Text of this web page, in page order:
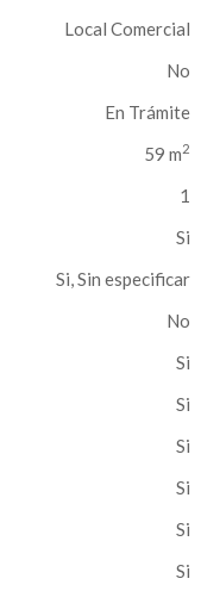
Local Comercial
No
En Trámite
59 m2
1
Si, Sin especificar